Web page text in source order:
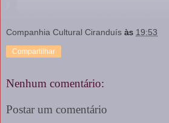
Companhia Cultural Ciranduís às 19:53
Compartilhar
Nenhum comentário:
Postar um comentário